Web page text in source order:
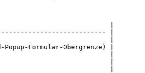
|
|
|
Formular-Obergrenze) |
|
|
|